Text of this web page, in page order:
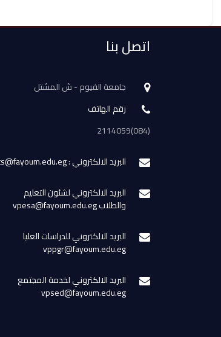
اتصل بنا
جامعة الفيوم - ش المشتل
رقم الهاتف
(084)2114059
البريد الالكتروني : ts@fayoum.edu.eg
البريد الالكتروني لشئون التعليم
والطلاب vpesa@fayoum.edu.eg
البريد الالكتروني للدراسات العليا
vppgr@fayoum.edu.eg
البريد الالكتروني لخدمة المجتمع
vpsed@fayoum.edu.eg